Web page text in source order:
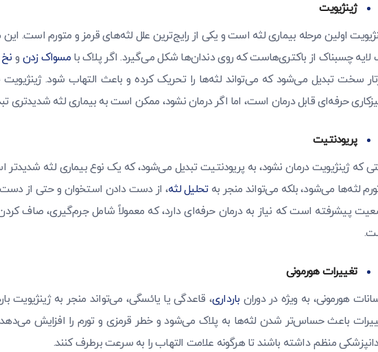
ژینژیویت
اولین مرحله بیماری لثه است و یکی از رایج‌ترین علل لثه‌های قرمز و متورم است.
لایه چسبناک از باکتری‌هاست که روی دندان‌ها شکل می‌گیرد. اگر پلاک بامسواک زدن ونخ
سخت تبدیل می‌شود که می‌تواند لثه‌ها را تحریک کرده و باعث التهاب شود. ژینژیویت
حرفه‌ای قابل درمان است، اما اگر درمان نشود، ممکن است به بیماری لثه شدیدتری
پریودنتیت
که ژینژیویت درمان نشود، به پریودنتیت تبدیل می‌شود، که یک نوع بیماری لثه شدیدتر
لثه‌ها می‌شود، بلکه می‌تواند منجر به تحلیل لثه، از دست دادن استخوان و حتی از
پیشرفته است که نیاز به درمان حرفه‌ای دارد، که معمولاً شامل جرم‌گیری، صاف
تغییرات هورمونی
هورمونی، به ویژه در دوران بارداری، قاعدگی یا یائسگی، می‌تواند منجر به ژینژیویت
باعث حساس‌تر شدن لثه‌ها به پلاک می‌شود و خطر قرمزی و تورم را افزایش می‌دهد.
منظم داشته باشند تا هرگونه علامت التهاب را به سرعت برطرف کنند.